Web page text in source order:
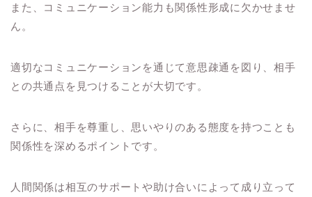
また、コミュニケーション能力も関係性形成に欠かせませ
ん。
適切なコミュニケーションを通じて意思疎通を図り、相手
との共通点を見つけることが大切です。
さらに、相手を尊重し、思いやりのある態度を持つことも
関係性を深めるポイントです。
人間関係は相互のサポートや助け合いによって成り立って